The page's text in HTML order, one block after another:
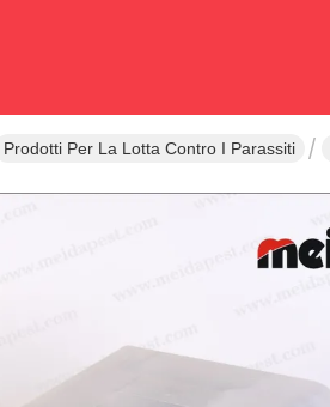
Prodotti Per La Lotta Contro I Parassiti